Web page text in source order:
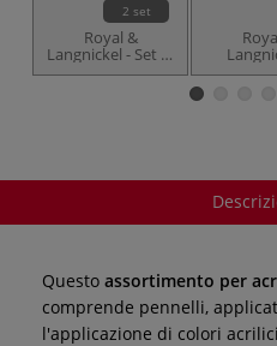
2 set
Royal &
Langnickel - Set di
tamponcini in
Questo assortimento per
comprende pennelli,
l'applicazione di colori